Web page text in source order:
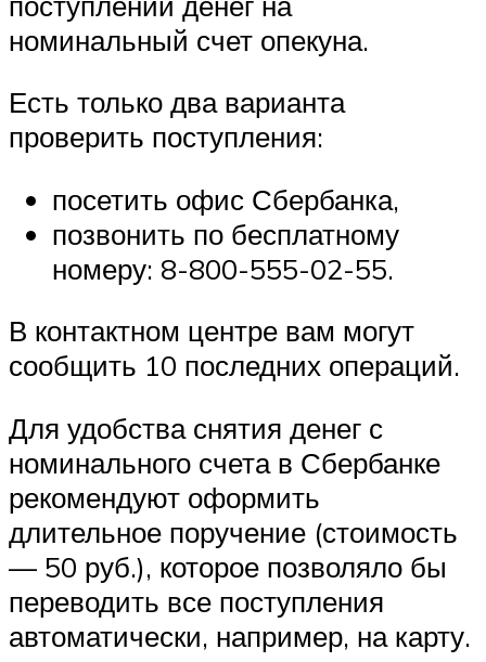
номинальный счет опекуна.
Есть только два варианта
проверить поступления:
посетить офис Сбербанка,
позвонить по бесплатному
номеру: 8-800-555-02-55.
В контактном центре вам могут
сообщить 10 последних операций.
Для удобства снятия денег с
номинального счета в Сбербанке
рекомендуют оформить
длительное поручение (стоимость
— 50 руб.), которое позволяло бы
переводить все поступления
автоматически, например, на карту.